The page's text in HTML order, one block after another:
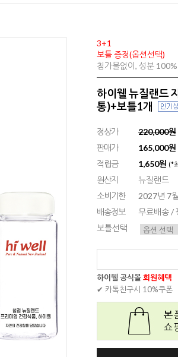
3+1
보틀 증정(옵션선택)
첨가물없이, 성분
하이웰 뉴질랜드
통)+보틀1개
정상가 220,000원
판매가
165,000원
적립금
1,650원 (*
원산지
뉴질랜드
소비기한
2027년 7
배송정보
무료배송 /
보틀선택
하이웰 공식몰회원혜택
✔ 카톡친구시 10%쿠폰